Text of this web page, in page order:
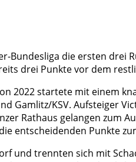
Bundesliga die ersten drei
drei Punkte vor dem
2022 startete mit einem
Gamlitz/KSV. Aufsteiger
Rathaus gelangen zum
entscheidenden Punkte
und trennten sich mit